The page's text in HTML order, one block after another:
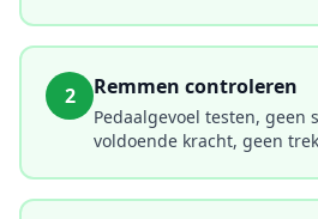
2 Remmen controleren
Pedaalgevoel testen, geen
voldoende kracht, geen